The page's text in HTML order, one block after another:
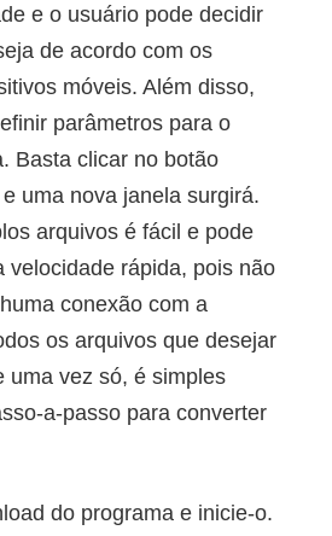
e o usuário pode decidir
de acordo com os
móveis. Além disso,
parâmetros para o
Basta clicar no botão
e uma nova janela surgirá.
arquivos é fácil e pode
velocidade rápida, pois não
conexão com a
os arquivos que desejar
uma vez só, é simples
a-passo para converter
do programa e inicie-o.